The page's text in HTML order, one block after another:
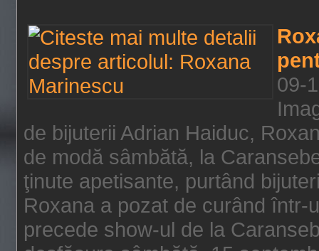
09-
de bijuterii Adrian Haiduc,
de modă sâmbătă, la
ţinute apetisante, purtând
Roxana a pozat de curând
precede show-ul de la